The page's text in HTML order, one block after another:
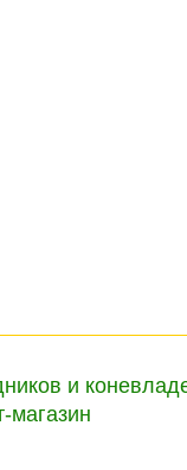
и
магазин